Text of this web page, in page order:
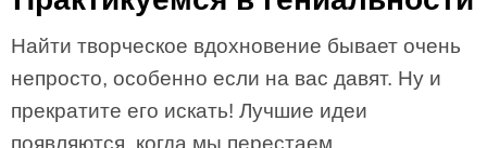
Найти творческое вдохновение бывает очень
непросто, особенно если на вас давят. Ну и
прекратите его искать! Лучшие идеи
появляются, когда мы перестаем